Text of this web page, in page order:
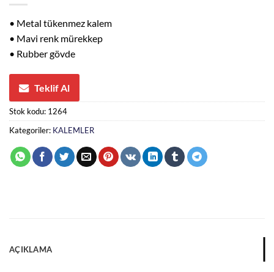
• Metal tükenmez kalem
• Mavi renk mürekkep
• Rubber gövde
Teklif Al
Stok kodu: 1264
Kategoriler: KALEMLER
AÇIKLAMA